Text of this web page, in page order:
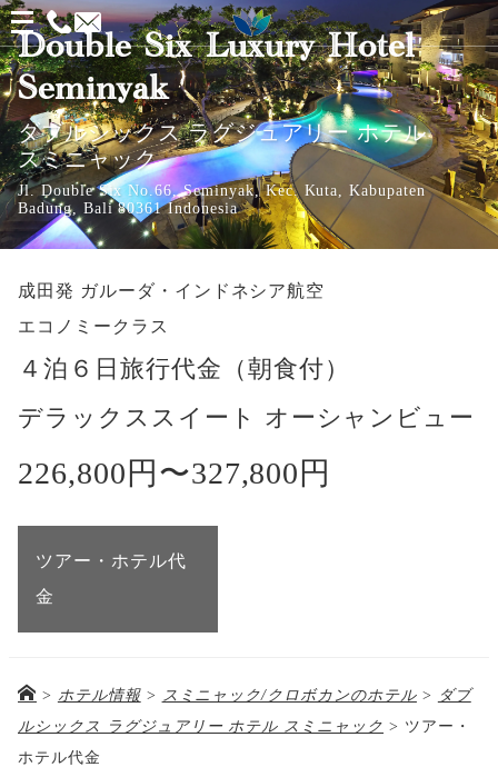
メ
ニ
ュ
ー
を
開
く
Double Six Luxury Hotel
Seminyak
ダブルシックス ラグジュアリー ホテル
スミニャック
Jl. Double Six No.66, Seminyak, Kec. Kuta, Kabupaten
Badung, Bali 80361 Indonesia
成田発 ガルーダ・インドネシア航空
エコノミークラス
４泊６日旅行代金（朝食付）
デラックススイート オーシャンビュー
226,800円〜327,800円
ツアー・ホテル代
金
> ホテル情報> スミニャック/クロボカンのホテル>
ダブ
ルシックス ラグジュアリー ホテル スミニャック > ツアー・
ホテル代金